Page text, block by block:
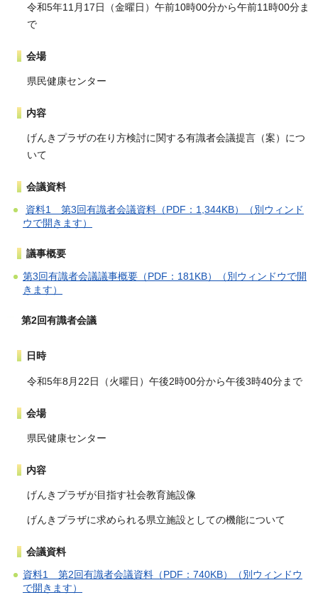
令和5年11月17日（金曜日）午前10時00分から午前11時00分ま
で
会場
県民健康センター
内容
げんきプラザの在り方検討に関する有識者会議提言（案）につ
いて
会議資料
資料1 第3回有識者会議資料（PDF：1,344KB）（別ウィンド
ウで開きます）
議事概要
第3回有識者会議議事概要（PDF：181KB）（別ウィンドウで開
きます）
第2回有識者会議
日時
令和5年8月22日（火曜日）午後2時00分から午後3時40分まで
会場
県民健康センター
内容
げんきプラザが目指す社会教育施設像
げんきプラザに求められる県立施設としての機能について
会議資料
資料1 第2回有識者会議資料（PDF：740KB）（別ウィンドウ
で開きます）